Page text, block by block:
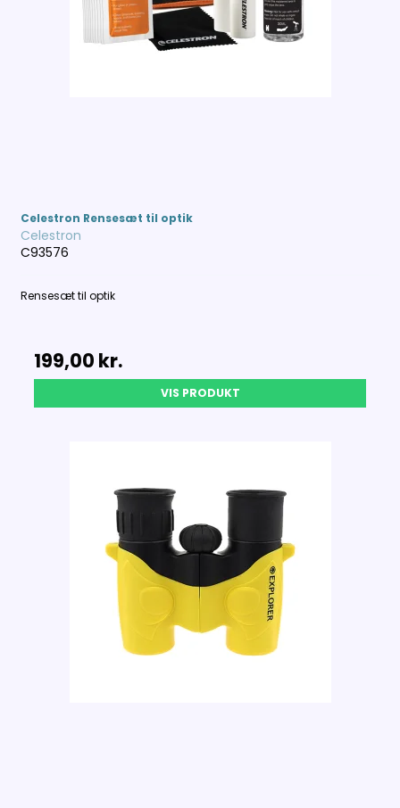
Celestron Rensesæt til optik
Celestron
C93576
Rensesæt til optik
199,00 kr.
VIS PRODUKT